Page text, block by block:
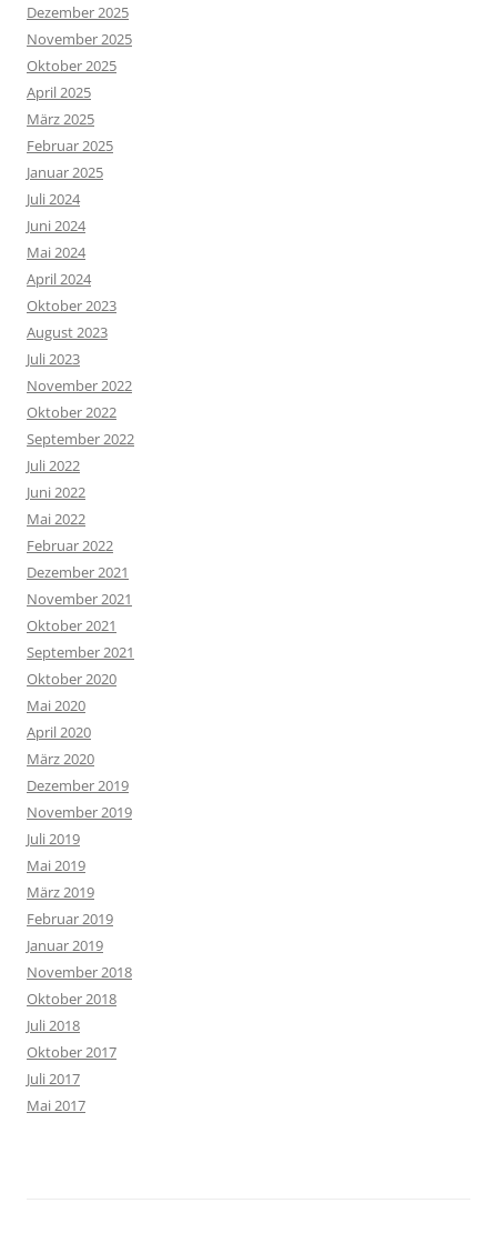
Dezember 2025
November 2025
Oktober 2025
April 2025
März 2025
Februar 2025
Januar 2025
Juli 2024
Juni 2024
Mai 2024
April 2024
Oktober 2023
August 2023
Juli 2023
November 2022
Oktober 2022
September 2022
Juli 2022
Juni 2022
Mai 2022
Februar 2022
Dezember 2021
November 2021
Oktober 2021
September 2021
Oktober 2020
Mai 2020
April 2020
März 2020
Dezember 2019
November 2019
Juli 2019
Mai 2019
März 2019
Februar 2019
Januar 2019
November 2018
Oktober 2018
Juli 2018
Oktober 2017
Juli 2017
Mai 2017